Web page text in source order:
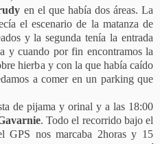
en el que había dos áreas. La
el escenario de la matanza de
y la segunda tenía la entrada
y cuando por fin encontramos la
hierba y con la que había caído
a comer en un parking que
de pijama y orinal y a las 18:00
. Todo el recorrido bajo el
GPS nos marcaba 2horas y 15